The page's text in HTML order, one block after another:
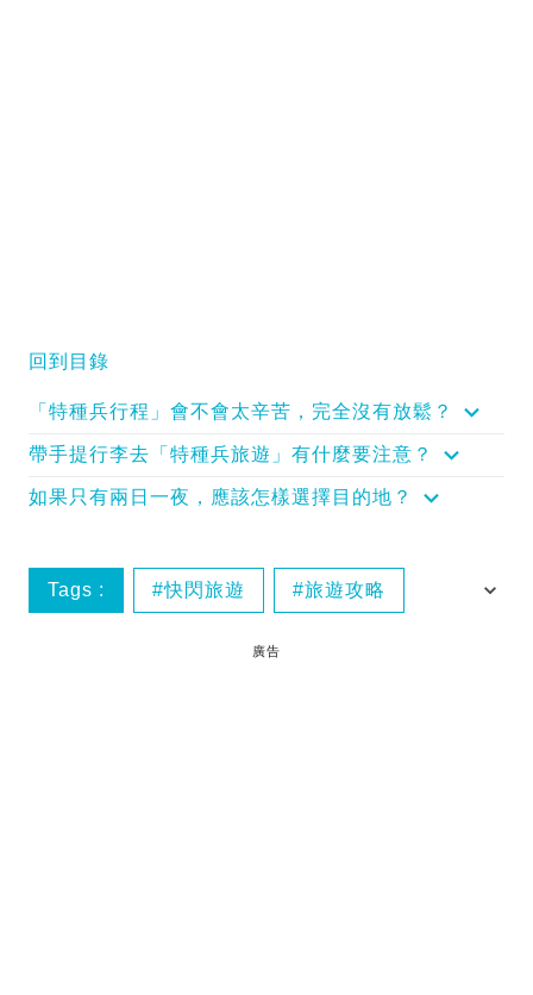
回到目錄
「特種兵行程」會不會太辛苦，完全沒有放鬆？
帶手提行李去「特種兵旅遊」有什麼要注意？
如果只有兩日一夜，應該怎樣選擇目的地？
Tags : 快閃旅遊 旅遊攻略
廣告